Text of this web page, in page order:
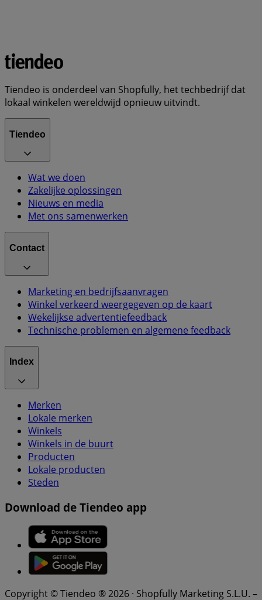
Tiendeo is onderdeel van Shopfully, het techbedrijf dat
lokaal winkelen wereldwijd opnieuw uitvindt.
Tiendeo
Wat we doen
Zakelijke oplossingen
Nieuws en media
Met ons samenwerken
Contact
Marketing en bedrijfsaanvragen
Winkel verkeerd weergegeven op de kaart
Wekelijkse advertentiefeedback
Technische problemen en algemene feedback
Index
Merken
Lokale merken
Winkels
Winkels in de buurt
Producten
Lokale producten
Steden
Download de Tiendeo app
Copyright © Tiendeo ® 2026 · Shopfully Marketing S.L.U. –